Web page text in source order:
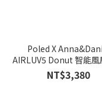
Poled X
AIRLUV5 Donut 智能風
墊-精靈派對
NT$3,380